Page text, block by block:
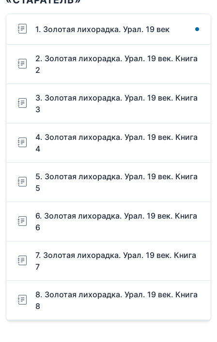
1. Золотая лихорадка. Урал. 19 век
2. Золотая лихорадка. Урал. 19 век. Книга
2
3. Золотая лихорадка. Урал. 19 век. Книга
3
4. Золотая лихорадка. Урал. 19 век. Книга
4
5. Золотая лихорадка. Урал. 19 век. Книга
5
6. Золотая лихорадка. Урал. 19 век. Книга
6
7. Золотая лихорадка. Урал. 19 век. Книга
7
8. Золотая лихорадка. Урал. 19 век. Книга
8